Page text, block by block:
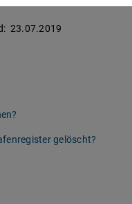
23.07.2019
gelöscht?